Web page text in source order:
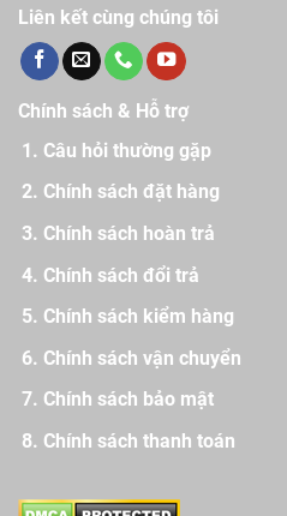
Liên kết cùng chúng tôi
Chính sách & Hỗ trợ
Câu hỏi thường gặp
Chính sách đặt hàng
Chính sách hoàn trả
Chính sách đổi trả
Chính sách kiểm hàng
Chính sách vận chuyển
Chính sách bảo mật
Chính sách thanh toán